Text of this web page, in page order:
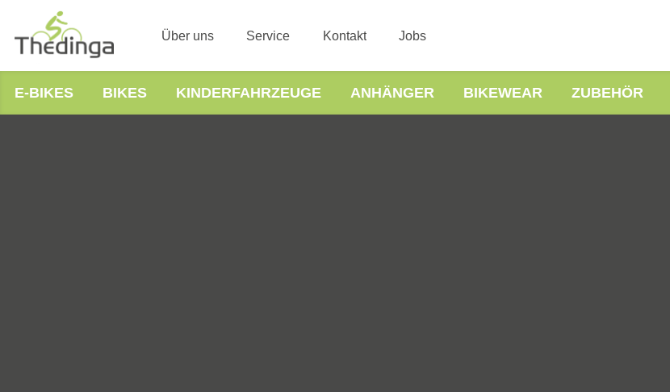
Über uns Service Kontakt Jobs
E-BIKES BIKES KINDERFAHRZEUGE ANHÄNGER BIKEWEAR ZUBEHÖR